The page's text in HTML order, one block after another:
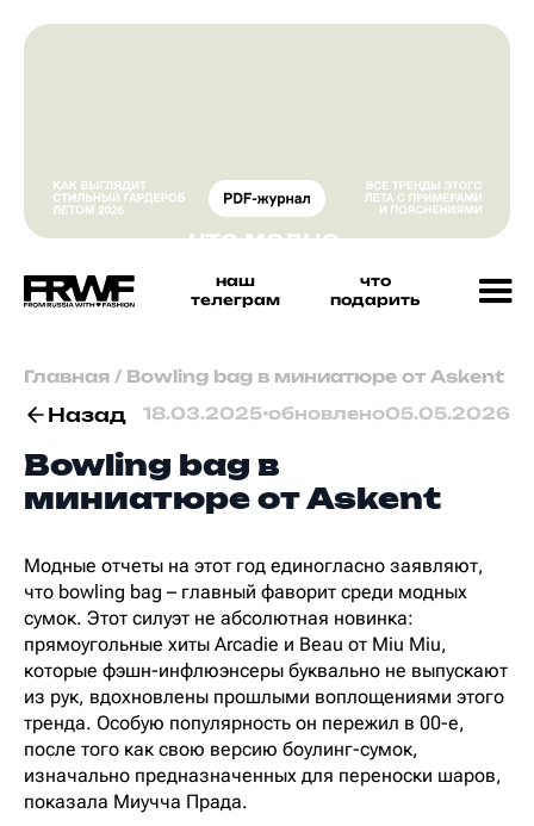
наш
телеграм
что
подарить
Главная / Bowling bag в миниатюре от Askent
Назад 18.03.2025•обновлено05.05.2026
Bowling bag в
миниатюре от Askent
Модные отчеты на этот год единогласно заявляют,
что bowling bag – главный фаворит среди модных
сумок. Этот силуэт не абсолютная новинка:
прямоугольные хиты Arcadie и Beau от Miu Miu,
которые фэшн-инфлюэнсеры буквально не выпускают
из рук, вдохновлены прошлыми воплощениями этого
тренда. Особую популярность он пережил в 00-е,
после того как свою версию боулинг-сумок,
изначально предназначенных для переноски шаров,
показала Миучча Прада.